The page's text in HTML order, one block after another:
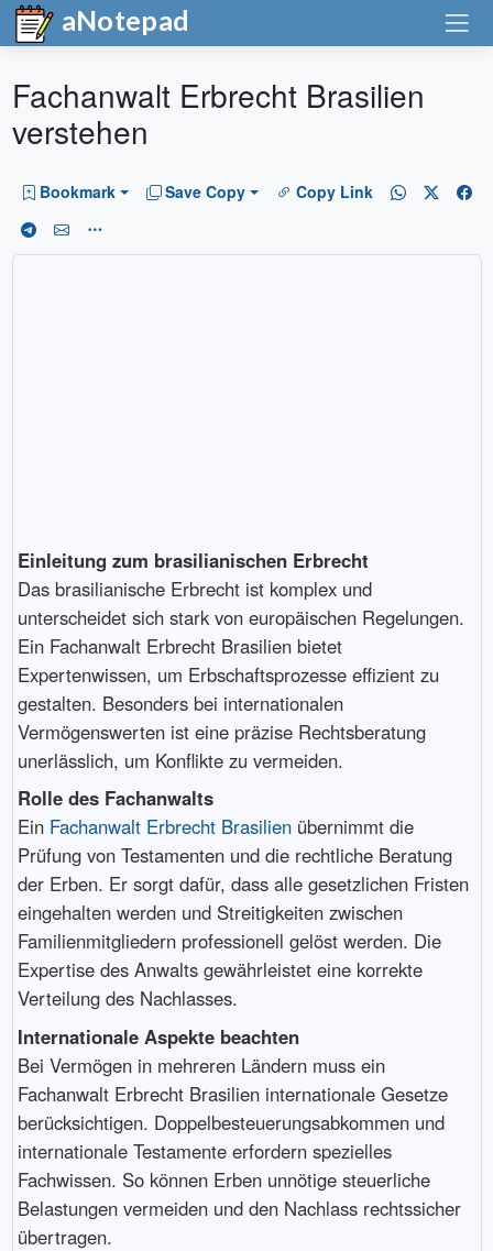
aNotepad
Fachanwalt Erbrecht Brasilien
verstehen
Bookmark Save Copy Copy Link
Einleitung zum brasilianischen Erbrecht
Das brasilianische Erbrecht ist komplex und
unterscheidet sich stark von europäischen Regelungen.
Ein Fachanwalt Erbrecht Brasilien bietet
Expertenwissen, um Erbschaftsprozesse effizient zu
gestalten. Besonders bei internationalen
Vermögenswerten ist eine präzise Rechtsberatung
unerlässlich, um Konflikte zu vermeiden.
Rolle des Fachanwalts
Ein Fachanwalt Erbrecht Brasilienübernimmt die
Prüfung von Testamenten und die rechtliche Beratung
der Erben. Er sorgt dafür, dass alle gesetzlichen Fristen
eingehalten werden und Streitigkeiten zwischen
Familienmitgliedern professionell gelöst werden. Die
Expertise des Anwalts gewährleistet eine korrekte
Verteilung des Nachlasses.
Internationale Aspekte beachten
Bei Vermögen in mehreren Ländern muss ein
Fachanwalt Erbrecht Brasilien internationale Gesetze
berücksichtigen. Doppelbesteuerungsabkommen und
internationale Testamente erfordern spezielles
Fachwissen. So können Erben unnötige steuerliche
Belastungen vermeiden und den Nachlass rechtssicher
übertragen.